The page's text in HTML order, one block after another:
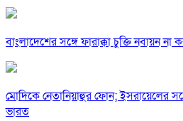
বাংলাদেশের সঙ্গে ফারাক্কা চুক্তি নবায়ন
মোদিকে নেতানিয়াহুর ফোন; ইসরায়েলের
ভারত